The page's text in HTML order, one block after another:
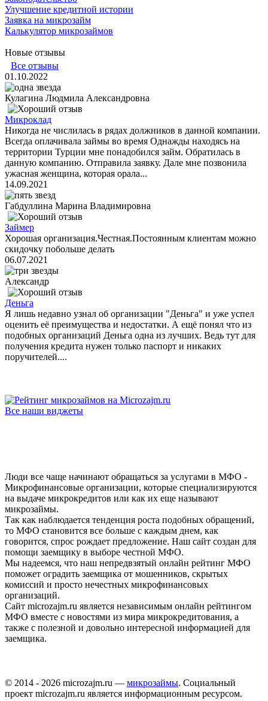
Улучшение кредитной истории
Заявка на микрозайм
Калькулятор микрозаймов
Новые отзывы
Все отзывы
01.10.2022
Кулагина Людмила Александровна
Микроклад
Никогда не числилась в рядах должников в данной компании.
Всегда оплачивала займы во время Однажды находясь на
территории Турции мне понадобился займ. Обратилась в
данную компанию. Отправила заявку. Дале мне позвонила
ужасная женщина, которая орала...
14.09.2021
Габдуллина Марина Владимировна
Займер
Хорошая организация.Честная.Постоянным клиентам можно
скидочку побольше делать
06.07.2021
Александр
Деньга
Я лишь недавно узнал об организации "Деньга" и уже успел
оценить её преимущества и недостатки. А ещё понял что из
подобных организаций Деньга одна из лучших. Ведь тут для
получения кредита нужен только паспорт и никаких
поручителей....
Все наши виджеты
Люди все чаще начинают обращаться за услугами в МФО -
Микрофинансовые организации, которые специализируются
на выдаче микрокредитов или как их еще называют
микрозаймы.
Так как наблюдается тенденция роста подобных обращений,
то МФО становится все больше с каждым днем, как
говорится, спрос рождает предложение. Наш сайт создан для
помощи заемщику в выборе честной МФО.
Мы надеемся, что наш непредвзятый онлайн рейтинг МФО
поможет оградить заемщика от мошенников, скрытых
комиссий и просто нечестных микрофинансовых
организаций.
Сайт microzajm.ru является независимым онлайн рейтингом
МФО вместе с новостями из мира микрокредитования, а
также с полезной и довольно интересной информацией для
заемщика.
© 2014 - 2026 microzajm.ru — микрозаймы. Социальный
проект microzajm.ru является информационным ресурсом.